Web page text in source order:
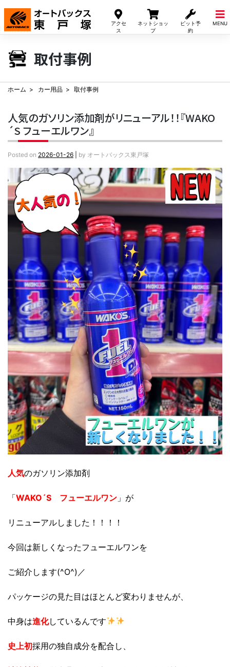
アクセ
ス
ネットショッ
プ
ピット予
約
MENU
Skip
content
取付事例
ホーム カー用品 取付事例
人気のガソリン添加剤がリニューアル！！『WAKO
´S フューエルワン』
Posted on 2026-01-26 by オートバックス東戸塚
人気のガソリン添加剤
「WAKO´S フューエルワン 」が
リニューアルしました！！！！
今回は新しくなったフューエルワンを
ご紹介します(^O^)／
パッケージの見た目はほとんど変わりませんが、
中身は進化しているんです
史上初採用の独自成分を配合し、